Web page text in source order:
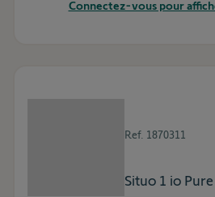
Connectez-vous pour
Ref. 1870311
Situo 1 io Pure